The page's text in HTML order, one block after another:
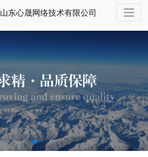
山东心晟网络技术有限公司